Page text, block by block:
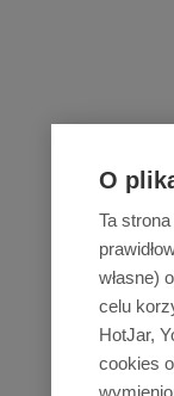
O
Ta
własne)
celu
HotJar,
cookies